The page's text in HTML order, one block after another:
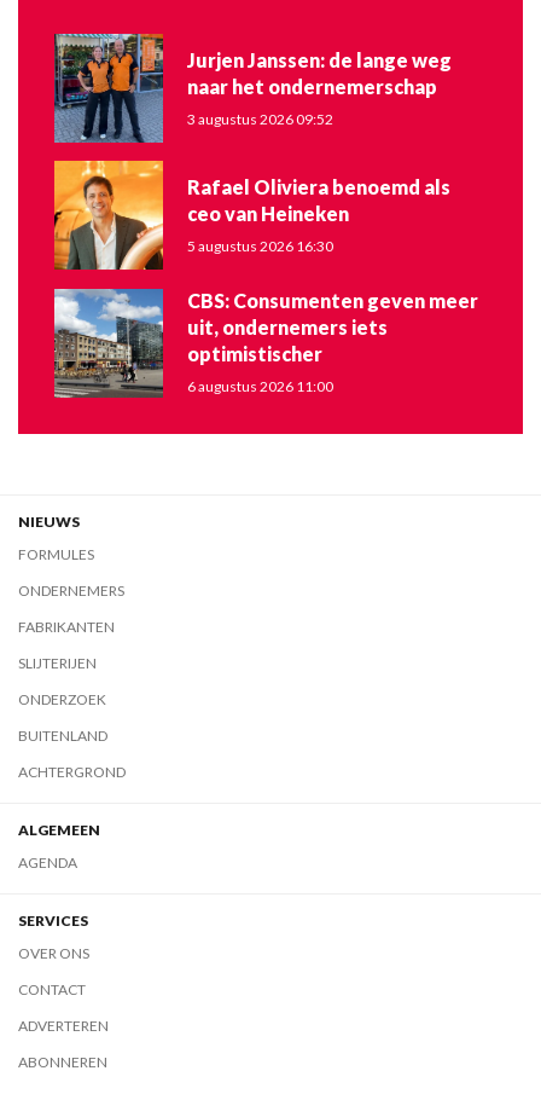
Jurjen Janssen: de lange weg
naar het ondernemerschap
3 augustus 2026 09:52
Rafael Oliviera benoemd als
ceo van Heineken
5 augustus 2026 16:30
CBS: Consumenten geven meer
uit, ondernemers iets
optimistischer
6 augustus 2026 11:00
NIEUWS
FORMULES
ONDERNEMERS
FABRIKANTEN
SLIJTERIJEN
ONDERZOEK
BUITENLAND
ACHTERGROND
ALGEMEEN
AGENDA
SERVICES
OVER ONS
CONTACT
ADVERTEREN
ABONNEREN